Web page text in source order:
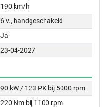
190 km/h
6 v., handgeschakeld
Ja
23-04-2027
90 kW / 123 PK bij 5000 rpm
220 Nm bij 1100 rpm